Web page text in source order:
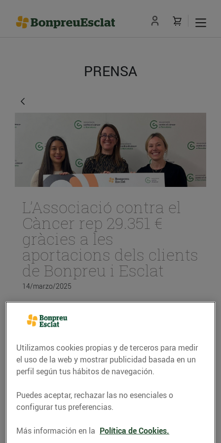
PRENSA
L’Associació contra el
Càncer rep 29.351 €
gràcies a les
aportacions dels clients
de Bonpreu i Esclat
14/marzo/2025
La recaptació s’ha portat a terme a través
de l’Arrodoniment Solidari als
mes de febrer i s’han realitzat 234.679
donacions en total.
L’import va destinat a l’Associació contra
pretén millorar el benestar emocional i la
qualitat de vida dels infants i adolescents
que estan vivint un procés oncològic a
mateixos/es tenen càncer o perquè algun
Utilizamos cookies propias y de terceros para medir
el uso de la web y mostrar publicidad basada en un
perfil según tus hábitos de navegación.
Puedes aceptar, rechazar las no esenciales o
configurar tus preferencias.
Más información en la Política de Cookies.